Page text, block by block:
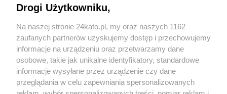
Katowicach prowadzi działania "Bezpieczny
3 / 3
Katowice rower
Wydawca mediów lokalnych
Drogi Użytkowniku,
Na naszej stronie 24kato.pl, my oraz naszych 1162
zaufanych partnerów uzyskujemy dostęp i przechowujemy
informacje na urządzeniu oraz przetwarzamy dane
osobowe, takie jak unikalne identyfikatory, standardowe
informacje wysyłane przez urządzenie czy dane
przeglądania w celu zapewniania spersonalizowanych